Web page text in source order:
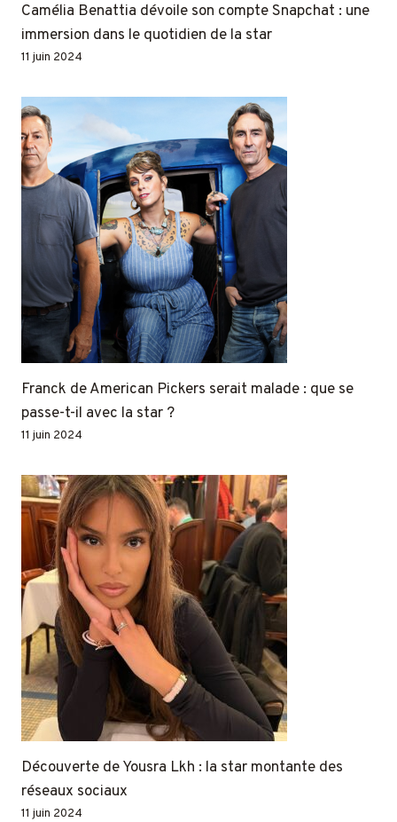
Camélia Benattia dévoile son compte Snapchat : une
immersion dans le quotidien de la star
11 juin 2024
Franck de American Pickers serait malade : que se
passe-t-il avec la star ?
11 juin 2024
Découverte de Yousra Lkh : la star montante des
réseaux sociaux
11 juin 2024